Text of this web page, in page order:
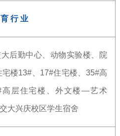
行 业
后勤中心、动物实验楼、院
楼13#、17#住宅楼、35#高
高层住宅楼、外文楼—艺术
大兴庆校区学生宿舍